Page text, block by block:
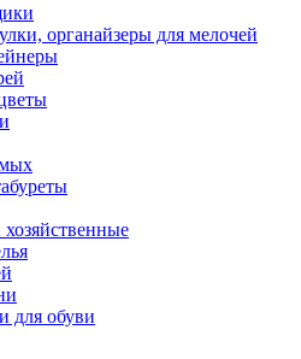
органайзеры для мелочей
для обуви